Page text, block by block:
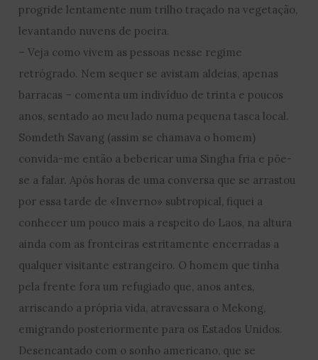
progride lentamente num trilho traçado na vegetação,
levantando nuvens de poeira.
– Veja como vivem as pessoas nesse regime
retrógrado. Nem sequer se avistam aldeias, apenas
barracas – comenta um indivíduo de trinta e poucos
anos, sentado ao meu lado numa pequena tasca local.
Somdeth Savang (assim se chamava o homem)
convida-me então a bebericar uma Singha fria e põe-
se a falar. Após horas de uma conversa que se arrastou
por essa tarde de «Inverno» subtropical, fiquei a
conhecer um pouco mais a respeito do Laos, na altura
ainda com as fronteiras estritamente encerradas a
qualquer visitante estrangeiro. O homem que tinha
pela frente fora um refugiado que, anos antes,
arriscando a própria vida, atravessara o Mekong,
emigrando posteriormente para os Estados Unidos.
Desencantado com o sonho americano, que se